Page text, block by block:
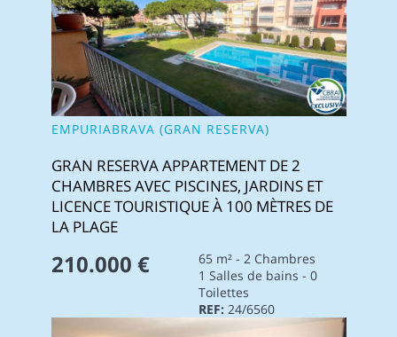
EMPURIABRAVA (GRAN RESERVA)
GRAN RESERVA APPARTEMENT DE 2
CHAMBRES AVEC PISCINES, JARDINS ET
LICENCE TOURISTIQUE À 100 MÈTRES DE
LA PLAGE
210.000 €
65 m² - 2 Chambres
1 Salles de bains - 0
Toilettes
REF: 24/6560